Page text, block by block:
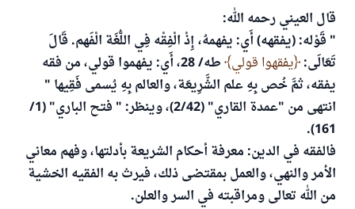
قال العيني رحمه الله:
" قَوْله: (يفقهه) أَي: يفهمهُ، إِذْ الْفِقْه فِي اللُّغَة الْفَهم. قَالَ
تَعَالَى: يفقهوا قولي
طه/ 28، أَي: يفهموا قولي، من فقه
يفقه، ثمَّ خُص بِهِ علم الشَّرِيعَة، والعالم بِهِ يُسمى فَقِيها "
انتهى من "عمدة القاري" (2/42)، وينظر: " فتح الباري" (1/
161).
فالفقه في الدين: معرفة أحكام الشريعة بأدلتها، وفهم معاني
الأمر والنهي، والعمل بمقتضى ذلك، فيرث به الفقيه الخشية
من الله تعالى ومراقبته في السر والعلن.